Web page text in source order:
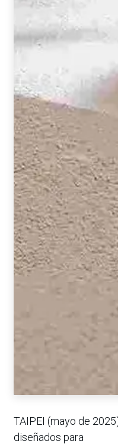
TAIPEI (mayo de
diseñados para